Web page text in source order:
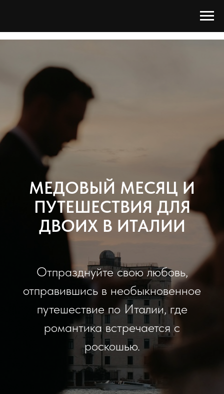
МЕДОВЫЙ МЕСЯЦ И
ПУТЕШЕСТВИЯ ДЛЯ
ДВОИХ В ИТАЛИИ
Отпразднуйте свою любовь,
отправившись в необыкновенное
путешествие по Италии, где
романтика встречается с
роскошью.